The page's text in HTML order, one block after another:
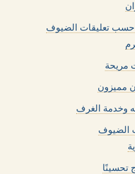
حسب تعليقات الضيوف
مريحة
مميزون
وخدمة الغرف
الضيوف
تحسينًا